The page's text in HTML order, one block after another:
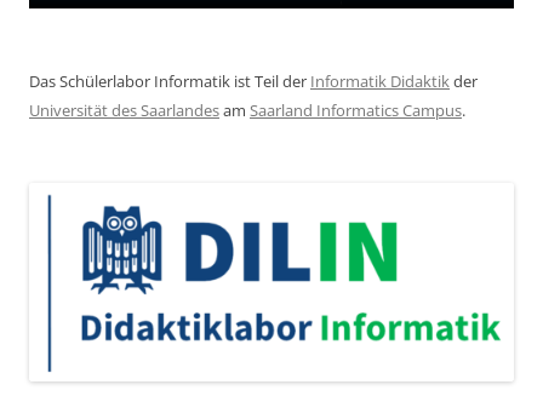
Das Schülerlabor Informatik ist Teil der Informatik Didaktikder
Universität des Saarlandesam Saarland Informatics Campus.